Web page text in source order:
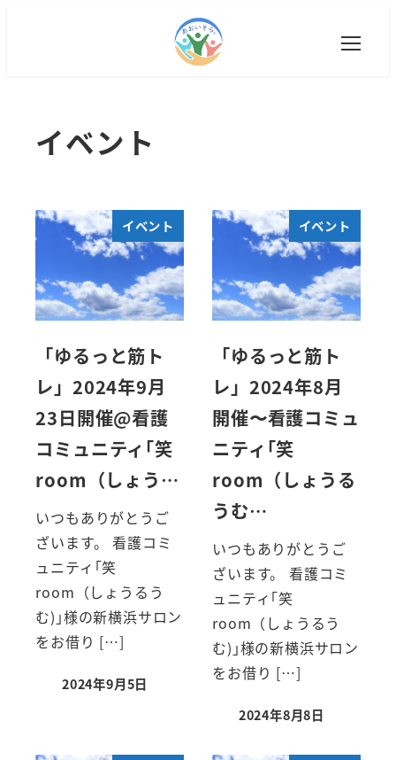
イベント
イベント
「ゆるっと筋ト
レ」2024年9月
23日開催@看護
コミュニティ｢笑
room（しょう…
いつもありがとうご
ざいます。 看護コミ
ュニティ｢笑
room（しょうるう
む)｣様の新横浜サロン
をお借り […]
2024年9月5日
イベント
「ゆるっと筋ト
レ」2024年8月
開催〜看護コミュ
ニティ｢笑
room（しょうる
うむ…
いつもありがとうご
ざいます。 看護コミ
ュニティ｢笑
room（しょうるう
む)｣様の新横浜サロン
をお借り […]
2024年8月8日